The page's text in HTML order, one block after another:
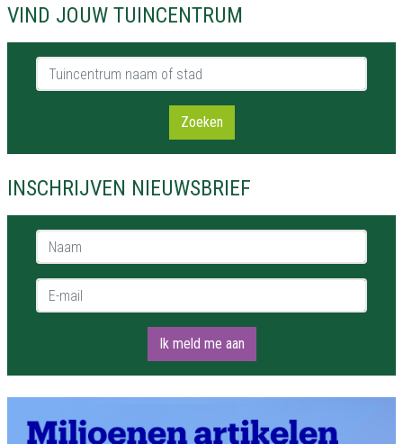
VIND JOUW TUINCENTRUM
Tuincentrum naam of stad
Zoeken
INSCHRIJVEN NIEUWSBRIEF
Naam *
E-mail *
Ik meld me aan